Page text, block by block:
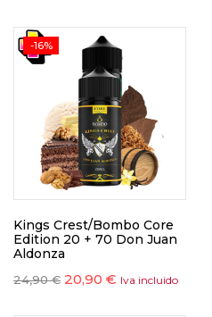
-16%
Kings Crest/Bombo Core
Edition 20 + 70 Don Juan
Aldonza
24,90€ 20,90 € Iva incluido